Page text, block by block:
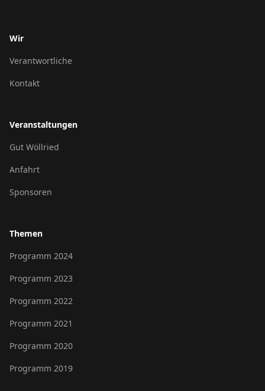
Wir
Verantwortliche
Kontakt
Veranstaltungen
Gut Wöllried
Anfahrt
Sponsoren
Themen
Programm 2024
Programm 2023
Programm 2022
Programm 2021
Programm 2020
Programm 2019